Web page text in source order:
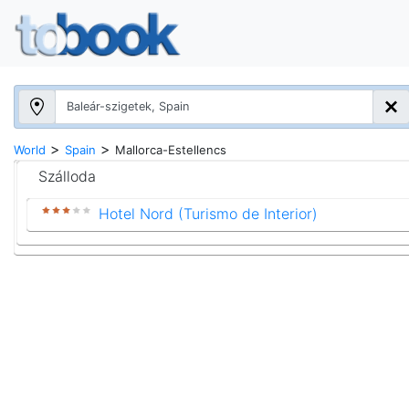
World > Spain > Mallorca-Estellencs
Szálloda
Hotel Nord (Turismo de Interior)